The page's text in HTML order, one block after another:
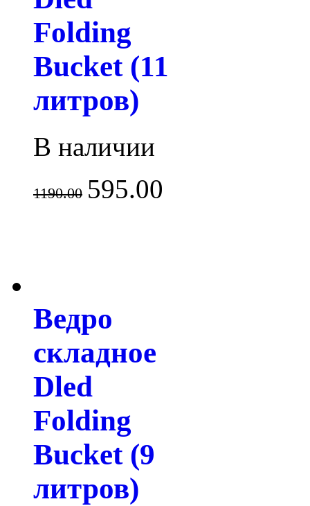
Folding
Bucket (11
литров)
В наличии
1190.00 595.00
Ведро
складное
Dled
Folding
Bucket (9
литров)